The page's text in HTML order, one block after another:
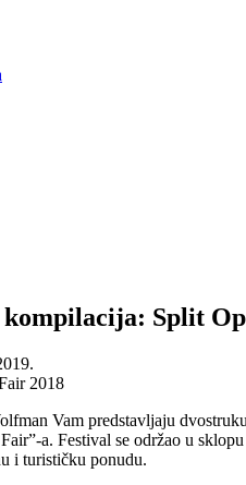
Split
2018
Vam predstavljaju
a. Festival se održao u
i turističku ponudu.